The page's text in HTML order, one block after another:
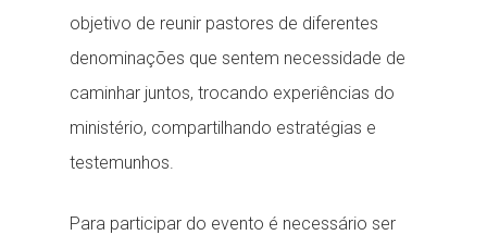
objetivo de reunir pastores de diferentes
denominações que sentem necessidade de
caminhar juntos, trocando experiências do
ministério, compartilhando estratégias e
testemunhos.
Para participar do evento é necessário ser